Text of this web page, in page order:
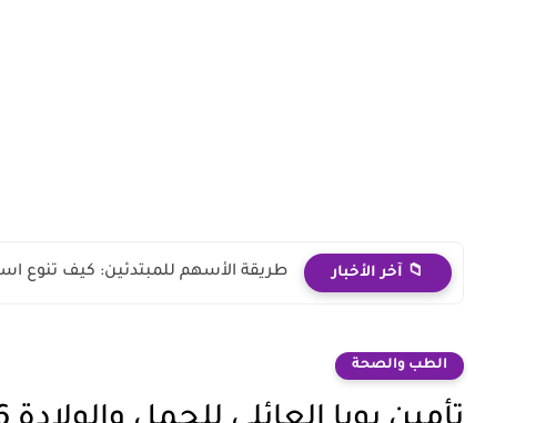
📁 آخر الأخبار طريقة الأسهم للمبتدئين: كيف تنوع
الطب والصحة